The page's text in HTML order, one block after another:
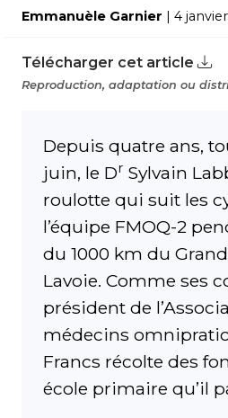
Emmanuèle Garnier | 4
Télécharger cet article
Reproduction, adaptation ou
Depuis quatre ans,
juin, le Dr Sylvain
roulotte qui suit les
l’équipe FMOQ-2
du 1000 km du
Lavoie. Comme ses
président de
médecins
Francs récolte des
école primaire qu’il